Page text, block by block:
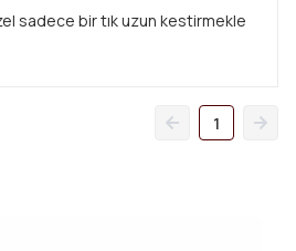
sadece bir tık uzun kestirmekle
1